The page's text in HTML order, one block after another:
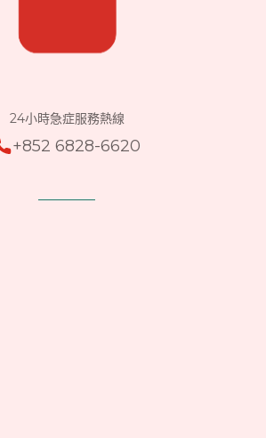
24小時急症服務熱線
+852 6828-6620